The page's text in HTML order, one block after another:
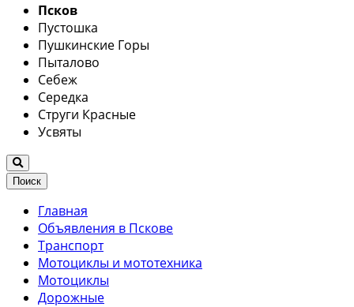
Псков
Пустошка
Пушкинские Горы
Пыталово
Себеж
Середка
Струги Красные
Усвяты
Поиск
Главная
Объявления в Пскове
Транспорт
Мотоциклы и мототехника
Мотоциклы
Дорожные